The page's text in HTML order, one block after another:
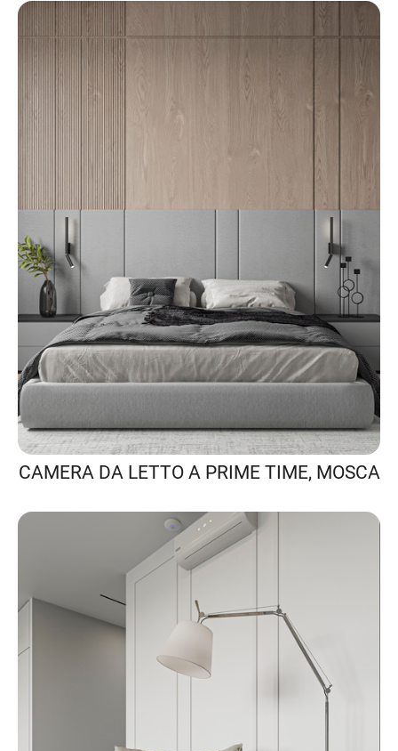
CAMERA DA LETTO A PRIME TIME, MOSCA